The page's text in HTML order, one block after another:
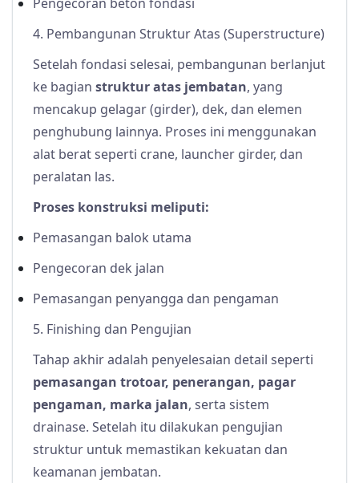
Pengecoran beton fondasi
4. Pembangunan Struktur Atas (Superstructure)
Setelah fondasi selesai, pembangunan berlanjut
ke bagian struktur atas jembatan, yang
mencakup gelagar (girder), dek, dan elemen
penghubung lainnya. Proses ini menggunakan
alat berat seperti crane, launcher girder, dan
peralatan las.
Proses konstruksi meliputi:
Pemasangan balok utama
Pengecoran dek jalan
Pemasangan penyangga dan pengaman
5. Finishing dan Pengujian
Tahap akhir adalah penyelesaian detail seperti
pemasangan trotoar, penerangan, pagar
pengaman, marka jalan, serta sistem
drainase. Setelah itu dilakukan pengujian
struktur untuk memastikan kekuatan dan
keamanan jembatan.